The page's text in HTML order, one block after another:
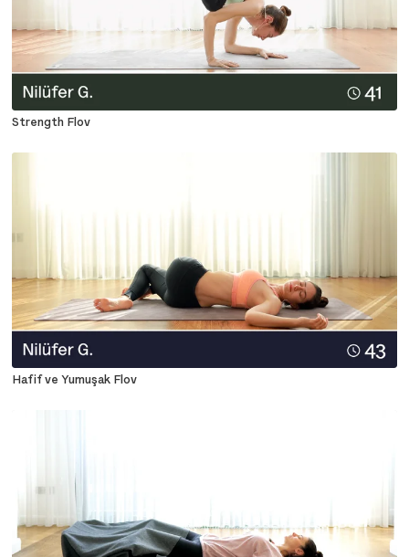
Strength Flov
Hafif ve Yumuşak Flov